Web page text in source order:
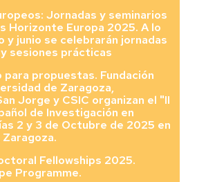
Jornadas y seminarios
Horizonte Europa 2025. A lo
y junio se celebrarán jornadas
sesiones prácticas
propuestas. Fundación
de Zaragoza,
Jorge y CSIC organizan el "II
de Investigación en
2 y 3 de Octubre de 2025 en
Fellowships 2025.
Programme.